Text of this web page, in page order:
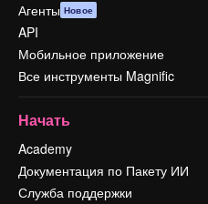
Агенты Новое
API
Мобильное приложение
Все инструменты Magnific
Начать
Academy
Документация по Пакету ИИ
Служба поддержки